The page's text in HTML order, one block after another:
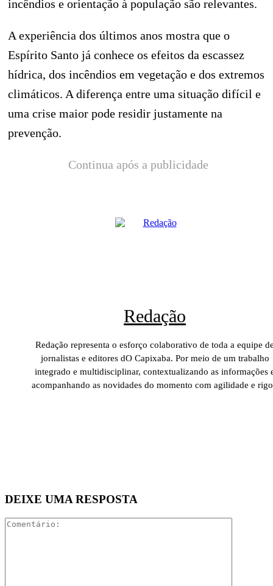
incêndios e orientação à população são relevantes.
A experiência dos últimos anos mostra que o
Espírito Santo já conhece os efeitos da escassez
hídrica, dos incêndios em vegetação e dos extremos
climáticos. A diferença entre uma situação difícil e
uma crise maior pode residir justamente na
prevenção.
Continua após a publicidade
Redação
Redação representa o esforço colaborativo de toda a equipe
jornalistas e editores dO Capixaba. Por meio de um trabalho
integrado e multidisciplinar, contextualizando as informações
acompanhando as novidades do momento com agilidade e
DEIXE UMA RESPOSTA